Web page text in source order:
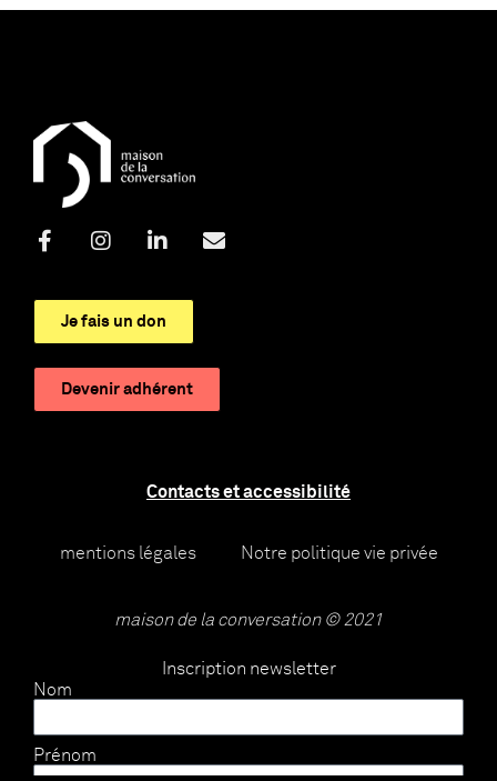
Je fais un don
Devenir adhérent
Contacts et accessibilité
mentions légales Notre politique vie privée
maison de la conversation © 2021
Inscription newsletter
Nom
Prénom